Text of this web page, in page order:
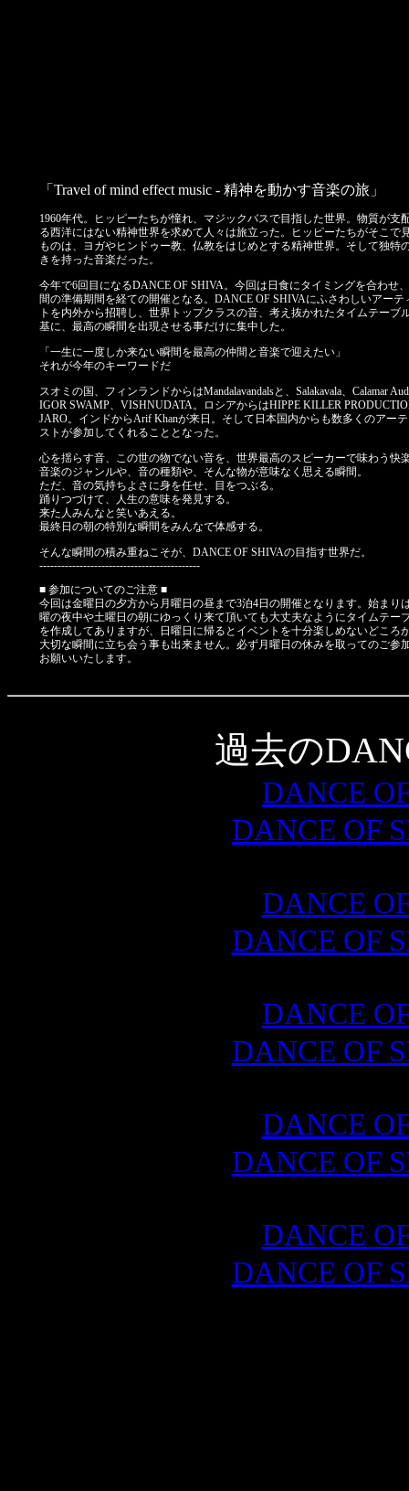
「Travel of mind effect music - 精神を動かす音楽の旅」
1960年代。ヒッピーたちが憧れ、マジックバスで目指した世界。物質が支
る西洋にはない精神世界を求めて人々は旅立った。ヒッピーたちがそこで
ものは、ヨガやヒンドゥー教、仏教をはじめとする精神世界。そして独特
きを持った音楽だった。
今年で6回目になるDANCE OF SHIVA。今回は日食にタイミングを合わせ
間の準備期間を経ての開催となる。DANCE OF SHIVAにふさわしいアーテ
トを内外から招聘し、世界トップクラスの音、考え抜かれたタイムテーブ
基に、最高の瞬間を出現させる事だけに集中した。
「一生に一度しか来ない瞬間を最高の仲間と音楽で迎えたい」
それが今年のキーワードだ
スオミの国、フィンランドからはMandalavandalsと、Salakavala、Calamar
IGOR SWAMP、VISHNUDATA。ロシアからはHIPPE KILLER
JARO。インドからArif Khanが来日。そして日本国内からも数多くのアー
ストが参加してくれることとなった。
心を揺らす音、この世の物でない音を、世界最高のスピーカーで味わう快
音楽のジャンルや、音の種類や、そんな物が意味なく思える瞬間。
ただ、音の気持ちよさに身を任せ、目をつぶる。
踊りつづけて、人生の意味を発見する。
来た人みんなと笑いあえる。
最終日の朝の特別な瞬間をみんなで体感する。
そんな瞬間の積み重ねこそが、DANCE OF SHIVAの目指す世界だ。
--------------------------------------------
■ 参加についてのご注意 ■
今回は金曜日の夕方から月曜日の昼まで3泊4日の開催となります。始まり
曜の夜中や土曜日の朝にゆっくり来て頂いても大丈夫なようにタイムテー
を作成してありますが、日曜日に帰るとイベントを十分楽しめないどころ
大切な瞬間に立ち会う事も出来ません。必ず月曜日の休みを取ってのご参
お願いいたします。
過去の
DANCE
DANCE OF
DANCE
DANCE OF
DANCE
DANCE OF
DANCE
DANCE OF
DANCE
DANCE OF